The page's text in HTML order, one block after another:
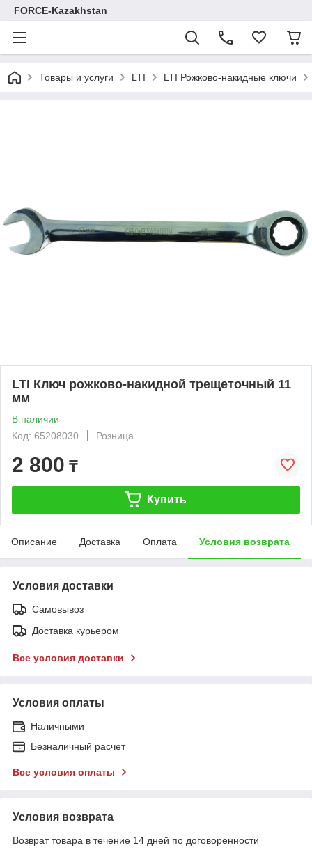
FORCE-Kazakhstan
Товары и услуги LTI LTI Рожково-накидные ключи
LTI Ключ рожково-накидной трещеточный 11
мм
В наличии
Код: 65208030
Розница
2 800 ₸
Купить
Описание Доставка Оплата Условия возврата
Условия доставки
Самовывоз
Доставка курьером
Все условия доставки
Условия оплаты
Наличными
Безналичный расчет
Все условия оплаты
Условия возврата
Возврат товара в течение 14 дней по договоренности